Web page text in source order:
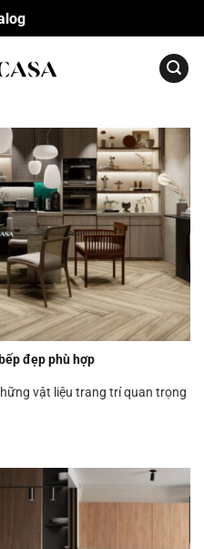
đẹp phù hợp
vật liệu trang trí quan trọng